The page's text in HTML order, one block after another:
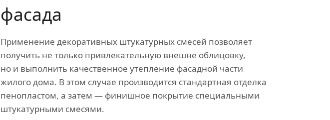
фасада
Применение декоративных штукатурных смесей позволяет
получить не только привлекательную внешне облицовку,
но и выполнить качественное утепление фасадной части
жилого дома. В этом случае производится стандартная отделка
пенопластом, а затем — финишное покрытие специальными
штукатурными смесями.